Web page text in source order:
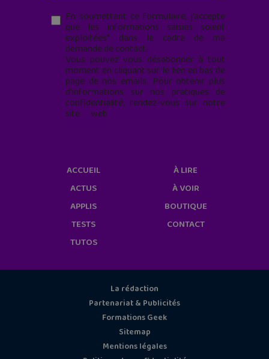
En soumettant ce formulaire, j’accepte
que les informations saisies soient
exploitées* dans le cadre de ma
demande de contact.
Vous pouvez vous désabonner à tout
moment en cliquant sur le lien en bas de
page de nos emails. Pour obtenir plus
d'informations sur nos pratiques de
confidentialité, rendez-vous sur notre
site web
ACCUEIL
ACTUS
APPLIS
TESTS
TUTOS
À LIRE
À VOIR
BOUTIQUE
CONTACT
La rédaction
Partenariat & Publicités
Formations Geek
Sitemap
Mentions légales